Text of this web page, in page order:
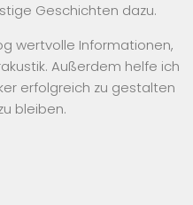
Geschichten dazu.
wertvolle Informationen,
Außerdem helfe ich
erfolgreich zu gestalten
bleiben.